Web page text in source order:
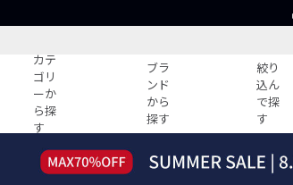
カテ
ゴリ
ーか
ら探
す
ブラ
ンド
から
探す
絞り
込ん
で探
す
すべての記事